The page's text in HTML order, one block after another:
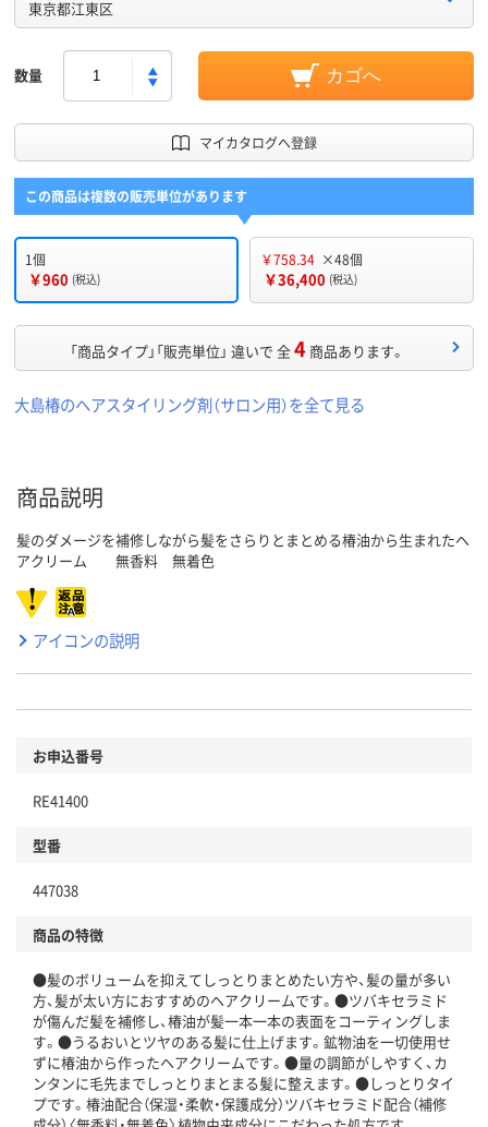
東京都江東区
数量 カゴへ
マイカタログへ登録
この商品は複数の販売単位があります
1個
￥960 (税込)
￥758.34 ×48個
￥36,400 (税込)
「商品タイプ」「販売単位」 違いで 全4 商品あります。
大島椿のヘアスタイリング剤（サロン用）を全て見る
商品説明
髪のダメージを補修しながら髪をさらりとまとめる椿油から生まれたヘ
アクリーム 無香料 無着色
アイコンの説明
お申込番号
RE41400
型番
447038
商品の特徴
●髪のボリュームを抑えてしっとりまとめたい方や、髪の量が多い
方、髪が太い方におすすめのヘアクリームです。●ツバキセラミド
が傷んだ髪を補修し、椿油が髪一本一本の表面をコーティングしま
す。●うるおいとツヤのある髪に仕上げます。鉱物油を一切使用せ
ずに椿油から作ったヘアクリームです。●量の調節がしやすく、カ
ンタンに毛先までしっとりまとまる髪に整えます。●しっとりタイ
プです。椿油配合（保湿・柔軟・保護成分）ツバキセラミド配合（補修